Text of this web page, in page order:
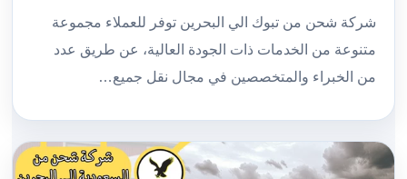
شركة شحن من تبوك الي البحرين توفر للعملاء مجموعة
متنوعة من الخدمات ذات الجودة العالية، عن طريق عدد
من الخبراء والمتخصصين في مجال نقل جميع…